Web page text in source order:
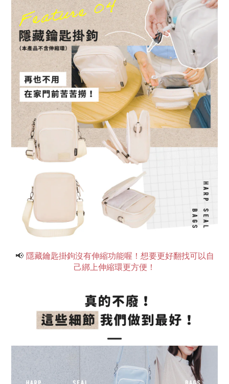
📢 隱藏鑰匙掛鉤沒有伸縮功能喔！想要更好翻找可以自
己綁上伸縮環更方便！